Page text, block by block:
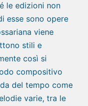
le edizioni non
esse sono opere
viene
stili e
così si
compositivo
del tempo come
varie, tra le